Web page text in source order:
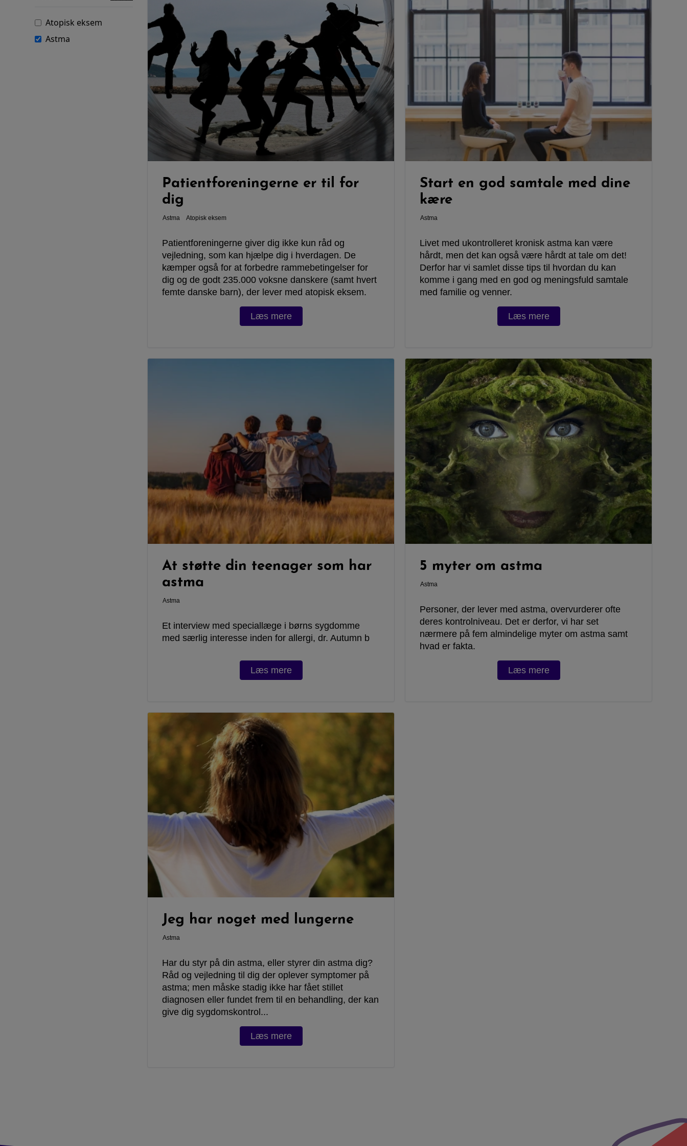
Atopisk eksem
Astma
Patientforeningerne er til for
dig
Astma Atopisk eksem
Patientforeningerne giver dig ikke kun råd og
vejledning, som kan hjælpe dig i hverdagen. De
kæmper også for at forbedre rammebetingelser for
dig og de godt 235.000 voksne danskere (samt hvert
femte danske barn), der lever med atopisk eksem.
Læs mere
Start en god samtale med dine
kære
Astma
Livet med ukontrolleret kronisk astma kan være
hårdt, men det kan også være hårdt at tale om det!
Derfor har vi samlet disse tips til hvordan du kan
komme i gang med en god og meningsfuld samtale
med familie og venner.
Læs mere
At støtte din teenager som har
astma
Astma
Et interview med speciallæge i børns sygdomme
med særlig interesse inden for allergi, dr. Autumn b
Læs mere
5 myter om astma
Astma
Personer, der lever med astma, overvurderer ofte
deres kontrolniveau. Det er derfor, vi har set
nærmere på fem almindelige myter om astma samt
hvad er fakta.
Læs mere
Jeg har noget med lungerne
Astma
Har du styr på din astma, eller styrer din astma dig?
Råd og vejledning til dig der oplever symptomer på
astma; men måske stadig ikke har fået stillet
diagnosen eller fundet frem til en behandling, der kan
give dig sygdomskontrol...
Læs mere